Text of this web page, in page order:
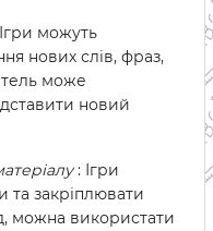
можуть
нових слів, фраз,
може
новий
: Ігри
та закріплювати
можна використати